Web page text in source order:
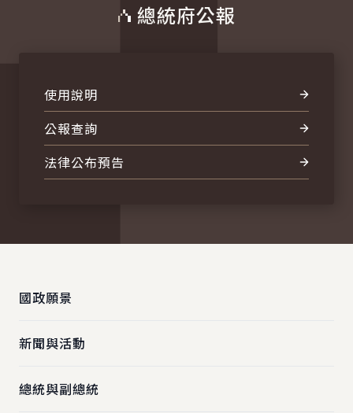
總統府公報
使用說明
公報查詢
法律公布預告
國政願景
新聞與活動
總統與副總統